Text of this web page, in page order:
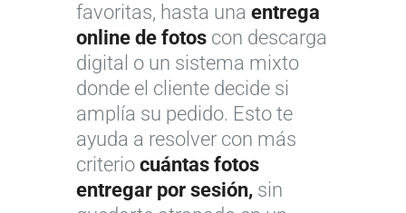
favoritas, hasta una entrega
online de fotos con descarga
digital o un sistema mixto
donde el cliente decide si
amplía su pedido. Esto te
ayuda a resolver con más
criterio cuántas fotos
entregar por sesión, sin